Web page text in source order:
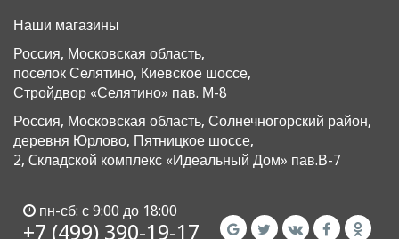
Наши магазины
Россия, Московская область,
поселок Селятино, Киевское шоссе,
Стройдвор «Селятино» пав. М-8
Россия, Московская область, Солнечногорский район,
деревня Юрлово, Пятницкое шоссе,
2, Cкладской комплекс «Идеальный Дом» пав.В-7
пн-сб: с 9:00 до 18:00
+7 (499) 390-19-17